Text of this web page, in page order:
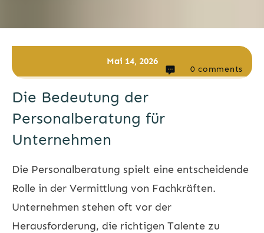
Mai 14, 2026
0 comments
Die Bedeutung der
Personalberatung für
Unternehmen
Die Personalberatung spielt eine entscheidende
Rolle in der Vermittlung von Fachkräften.
Unternehmen stehen oft vor der
Herausforderung, die richtigen Talente zu